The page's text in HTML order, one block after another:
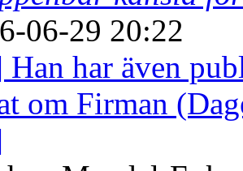
06-29 20:22
har även
om Firman